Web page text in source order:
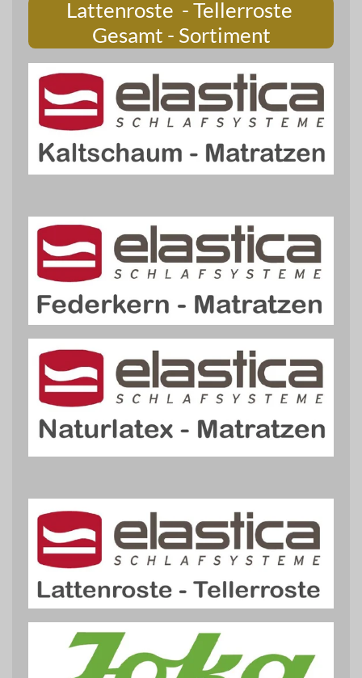
Lattenroste - Tellerroste
Gesamt - Sortiment